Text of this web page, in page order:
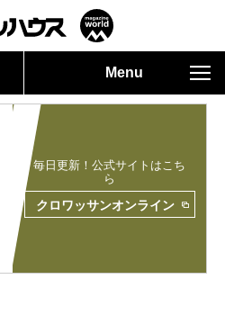
Menu
毎日更新！公式サイトはこち
ら
クロワッサンオンライン